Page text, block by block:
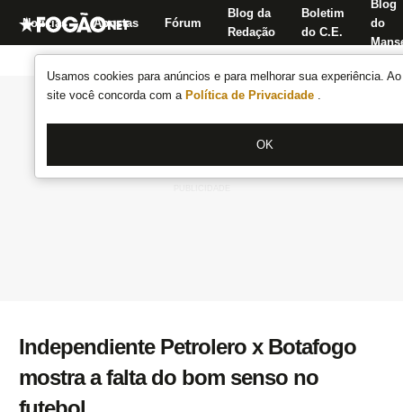
Usamos cookies para anúncios e para melhorar sua experiência.
site você concorda com a Política de Privacidade .
OK
Notícias Apostas Fórum
Blog da
Redação
Boletim
do C.E.
Blog
do
Independiente Petrolero x Botafogo
mostra a falta do bom senso no